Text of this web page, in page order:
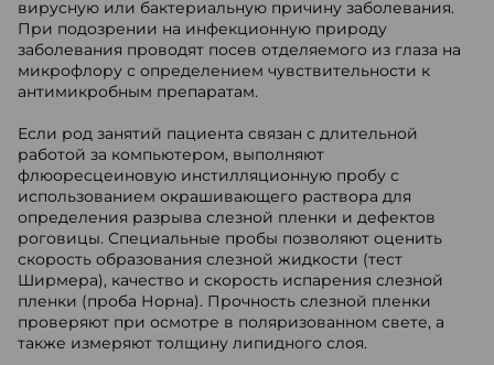
вирусную или бактериальную причину заболевания.
При подозрении на инфекционную природу
заболевания проводят посев отделяемого из глаза на
микрофлору с определением чувствительности к
антимикробным препаратам.
Если род занятий пациента связан с длительной
работой за компьютером, выполняют
флюоресцеиновую инстилляционную пробу с
использованием окрашивающего раствора для
определения разрыва слезной пленки и дефектов
роговицы. Специальные пробы позволяют оценить
скорость образования слезной жидкости (тест
Ширмера), качество и скорость испарения слезной
пленки (проба Норна). Прочность слезной пленки
проверяют при осмотре в поляризованном свете, а
также измеряют толщину липидного слоя.